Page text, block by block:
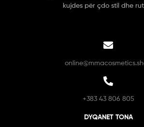
kujdes për çdo stil dhe
+383 43 806 805
DYQANET TONA